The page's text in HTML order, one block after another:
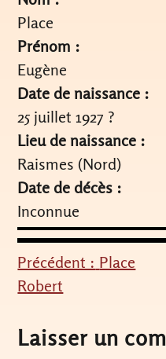
Place
Prénom :
Eugène
Date de naissance :
25 juillet 1927 ?
Lieu de naissance :
Raismes (Nord)
Date de décès :
Inconnue
Navigation
de
l’article
Précédent : Place
Robert
Laisser un